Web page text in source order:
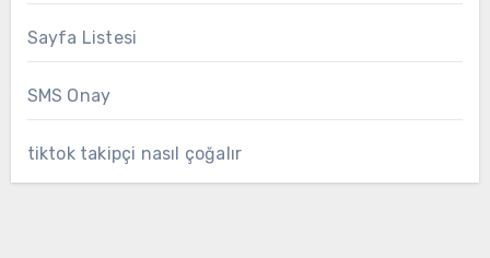
Sayfa Listesi
SMS Onay
tiktok takipçi nasıl çoğalır